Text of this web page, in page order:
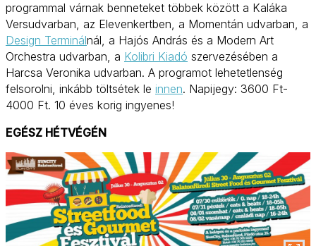
programmal várnak benneteket többek között a Kaláka
Versudvarban, az Elevenkertben, a Momentán udvarban, a
Design Terminálnál, a Hajós András és a Modern Art
Orchestra udvarban, a Kolibri Kiadó szervezésében a
Harcsa Veronika udvarban. A programot lehetetlenség
felsorolni, inkább töltsétek le innen. Napijegy: 3600 Ft-
4000 Ft. 10 éves korig ingyenes!
EGÉSZ HÉTVÉGÉN